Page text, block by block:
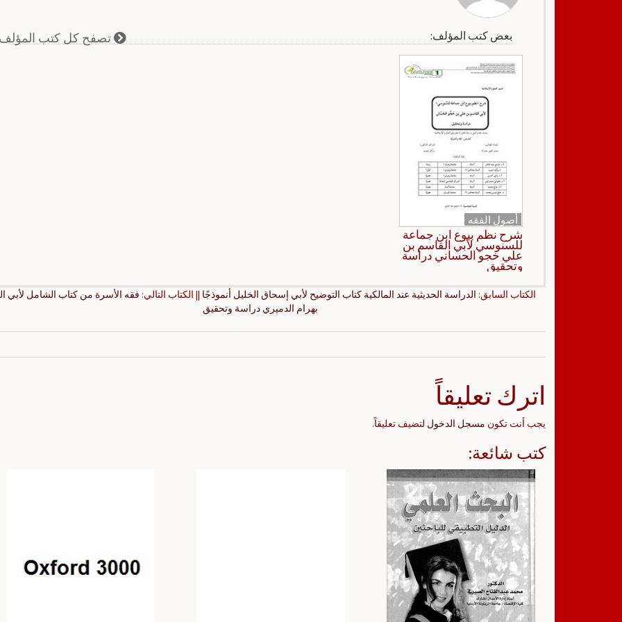
بعض كتب المؤلف: تصفح كل كتب
أصول الفقه
شرح نظم بيوع ابن جماعة
للسنوسي لأبي القاسم بن
علي خجو الحساني دراسة
وتحقيق
الكتاب السابق: الدراسة الحديثية عند المالكية كتاب التوضيح لأبي إسحاق الخليل أنموذجًا || الكتاب التالي: فقه الأسرة من كتاب الشامل لأبي
بهرام الدميري دراسة وتحقيق
اترك تعليقاً
يجب أنت تكون مسجل الدخول لتضيف تعليقاً.
كتب شائعة: